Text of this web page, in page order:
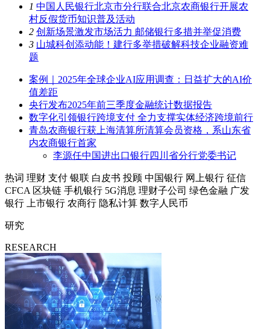
1 中国人民银行北京市分行联合北京农商银行开展农
村反假货币知识普及活动
2 创新场景激发市场活力 邮储银行多措并举促消费
3 山城科创添动能！建行多举措破解科技企业融资难
题
案例｜2025年全球企业AI应用调查：日益扩大的AI价
值差距
央行发布2025年前三季度金融统计数据报告
数字化引领银行跨境支付 全力支撑实体经济跨境前行
青岛农商银行获上海清算所清算会员资格，系山东省
内农商银行首家
李源任中国进出口银行四川省分行党委书记
热词 理财 支付 银联 白皮书 投顾 中国银行 网上银行 征信
CFCA 区块链 手机银行 5G消息 理财子公司 绿色金融 广发
银行
上市银行 农商行 隐私计算 数字人民币
研究
RESEARCH